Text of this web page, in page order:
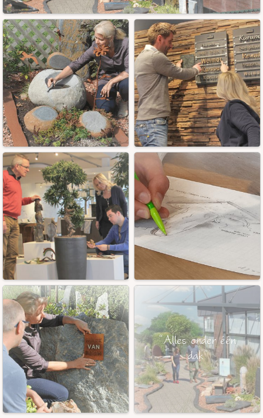
“Alles onder één
dak”